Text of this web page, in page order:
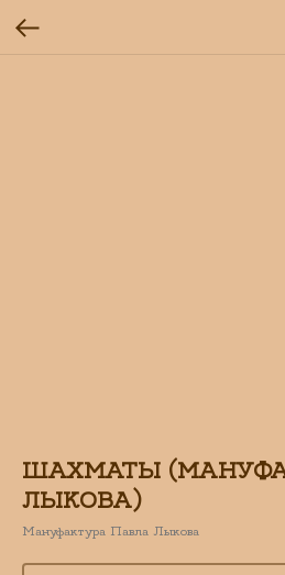
ШАХМАТЫ
ЛЫКОВА)
Мануфактура Павла Лыкова